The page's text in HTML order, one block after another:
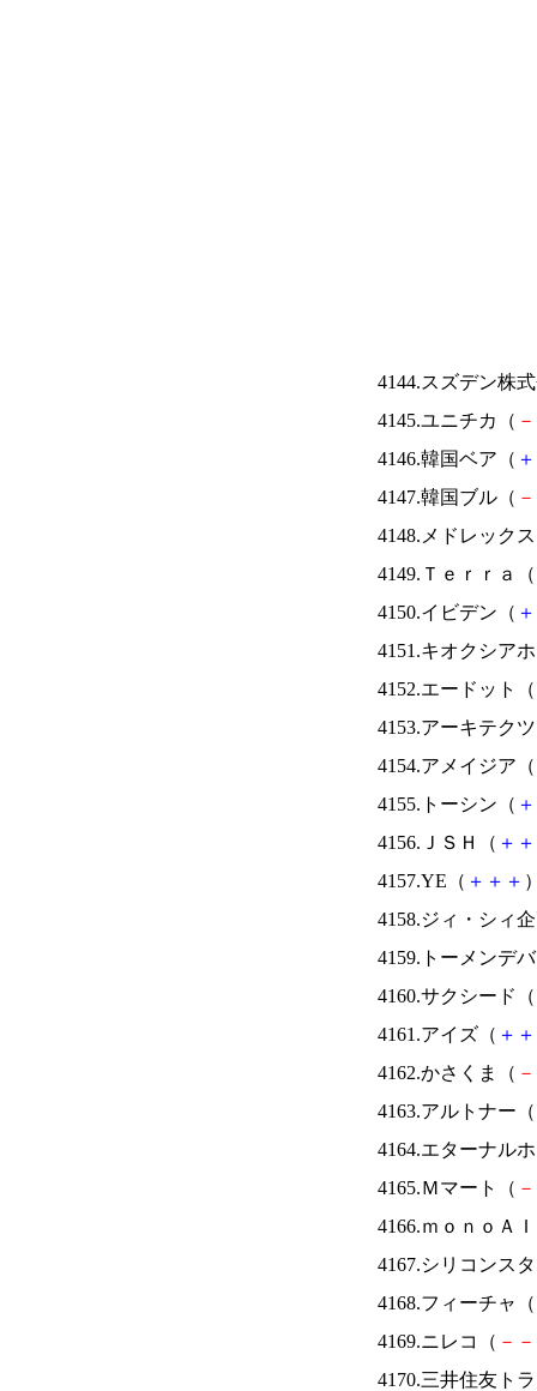
4144.スズデン株
4145.ユニチカ（ －
4146.韓国ベア（ ＋
4147.韓国ブル（ －
4148.メドレック
4149.Ｔｅｒｒａ（
4150.イビデン（ ＋
4151.キオクシア
4152.エードット（
4153.アーキテク
4154.アメイジア（
4155.トーシン（ ＋
4156.ＪＳＨ（ ＋ ＋
4157.YE（ ＋ ＋ ＋
4158.ジィ・シィ
4159.トーメンデ
4160.サクシード（
4161.アイズ（ ＋ ＋
4162.かさくま（ －
4163.アルトナー（
4164.エターナル
4165.Ｍマート（ －
4166.ｍｏｎｏＡ
4167.シリコンス
4168.フィーチャ（
4169.ニレコ（ － －
4170.三井住友ト